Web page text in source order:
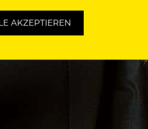
AKZEPTIEREN